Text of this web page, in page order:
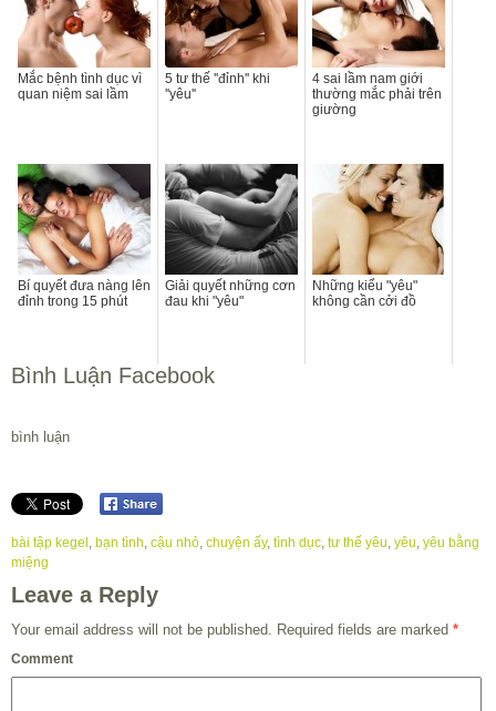
Mắc bệnh tình dục vì
quan niệm sai lầm
5 tư thế ''đỉnh'' khi
''yêu''
4 sai lầm nam giới
thường mắc phải trên
giường
Bí quyết đưa nàng lên
đỉnh trong 15 phút
Giải quyết những cơn
đau khi "yêu"
Những kiểu "yêu"
không cần cởi đồ
Bình Luận Facebook
bình luận
bài tập kegel bạn tình cậu nhỏ chuyện ấy, tình dục tư thế yêu yêu yêu bằng
miệng
Leave a Reply
Your email address will not be published. Required fields are marked *
Comment